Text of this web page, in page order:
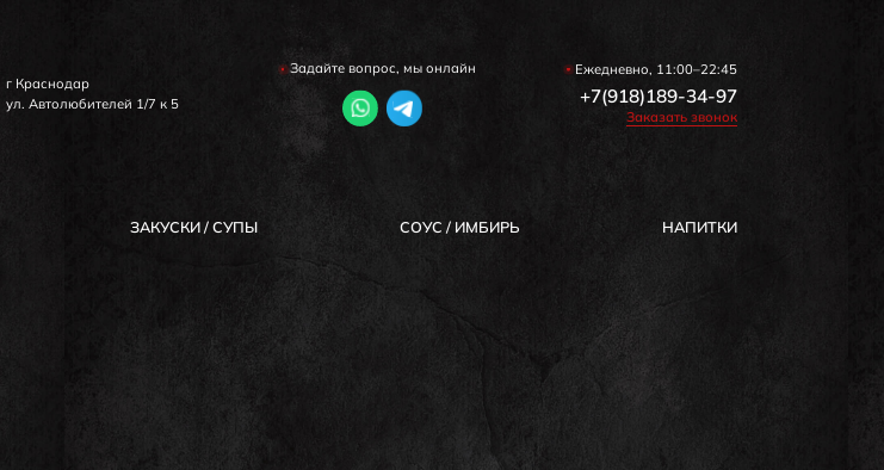
г Краснодар
ул. Автолюбителей 1/7 к 5
Задайте вопрос, мы онлайн Ежедневно, 11:00–22:45
+7(918)189-34-97
Заказать звонок
ЗАКУСКИ / СУПЫ COУС / ИМБИРЬ HAПИТКИ